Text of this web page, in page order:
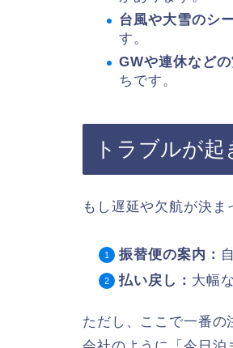
台風や大雪のシ
す。
GWや連休などの
ちです。
トラブルが
もし遅延や欠航が決
振替便の案内：
払い戻し： 大幅
ただし、ここで一番の